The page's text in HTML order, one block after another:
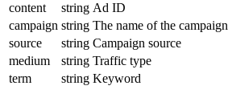
content
string Ad ID
campaign string The name of the campaign
source
string Campaign source
medium
string Traffic type
term
string Keyword